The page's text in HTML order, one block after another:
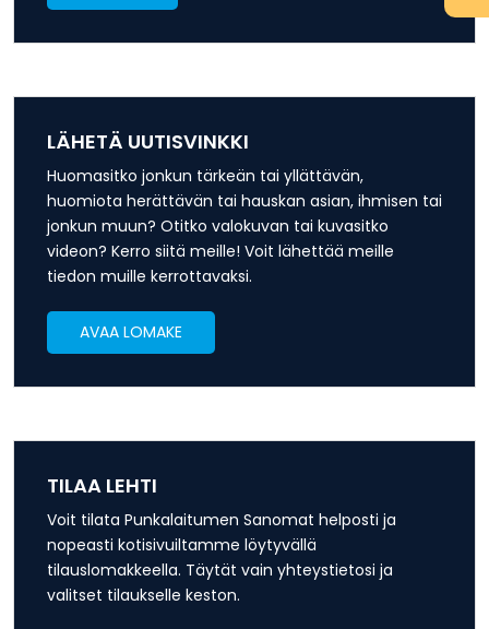
LÄHETÄ UUTISVINKKI
Huomasitko jonkun tärkeän tai yllättävän,
huomiota herättävän tai hauskan asian, ihmisen tai
jonkun muun? Otitko valokuvan tai kuvasitko
videon? Kerro siitä meille! Voit lähettää meille
tiedon muille kerrottavaksi.
AVAA LOMAKE
TILAA LEHTI
Voit tilata Punkalaitumen Sanomat helposti ja
nopeasti kotisivuiltamme löytyvällä
tilauslomakkeella. Täytät vain yhteystietosi ja
valitset tilaukselle keston.